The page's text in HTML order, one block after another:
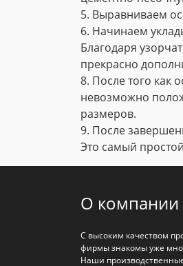
5. Выравниваем
6. Начинаем
Благодаря
прекрасно
8. После того как
невозможно
размеров.
9. После
Это самый
О компании
С высоким качеством
фирмы знакомы уже
Наши